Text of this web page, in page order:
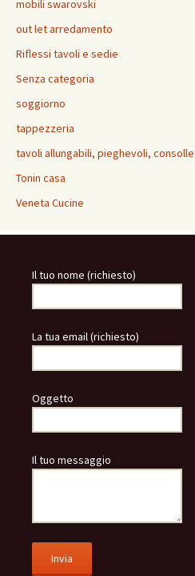
mobili swarovski
out let arredamento
Riflessi tavoli e sedie
Senza categoria
soggiorno
tappezzeria
tavoli allungabili, pieghevoli, consolle
Tonin casa
Veneta Cucine
Il tuo nome (richiesto)
La tua email (richiesto)
Oggetto
Il tuo messaggio